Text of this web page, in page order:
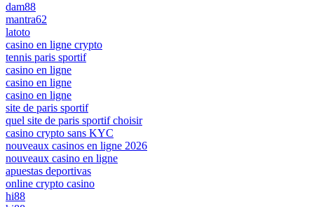
dam88
mantra62
latoto
casino en ligne crypto
tennis paris sportif
casino en ligne
casino en ligne
casino en ligne
site de paris sportif
quel site de paris sportif choisir
casino crypto sans KYC
nouveaux casinos en ligne 2026
nouveaux casino en ligne
apuestas deportivas
online crypto casino
hi88